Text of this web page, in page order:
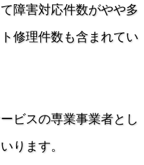
障害対応件数がやや多
修理件数も含まれてい
ビスの専業事業者とし
ります。